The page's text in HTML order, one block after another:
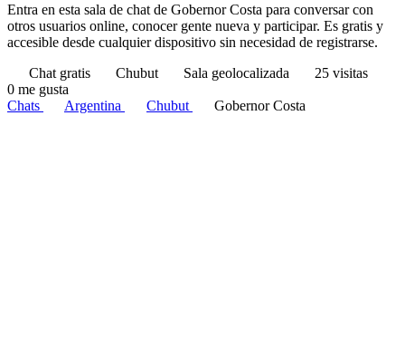
Entra en esta sala de chat de Gobernor Costa para conversar con
otros usuarios online, conocer gente nueva y participar. Es gratis y
accesible desde cualquier dispositivo sin necesidad de registrarse.
Chat gratis
Chubut Sala geolocalizada
25 visitas
0 me gusta
Chats
Argentina Chubut Gobernor Costa